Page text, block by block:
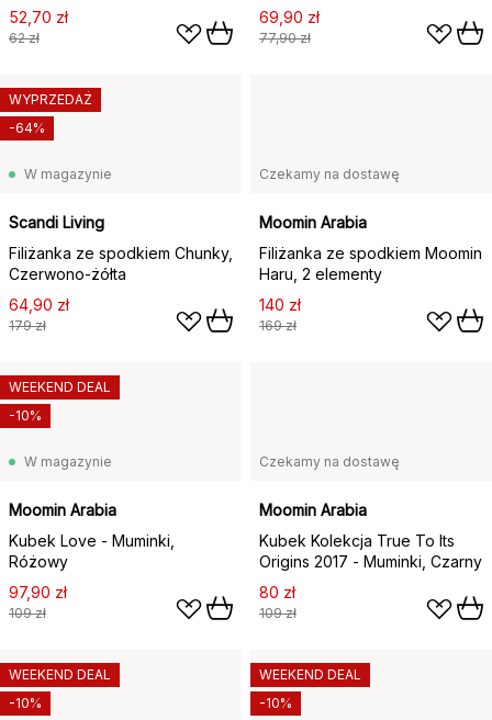
52,70 zł
62 zł
69,90 zł
77,90 zł
W magazynie
Scandi Living
Filiżanka ze spodkiem Chunky,
Czerwono-żółta
64,90 zł
179 zł
WYPRZEDAŻ
-64%
Czekamy na dostawę
Moomin Arabia
Filiżanka ze spodkiem Moomin
Haru, 2 elementy
140 zł
169 zł
W magazynie
Moomin Arabia
Kubek Love - Muminki,
Różowy
97,90 zł
109 zł
WEEKEND DEAL
-10%
Czekamy na dostawę
Moomin Arabia
Kubek Kolekcja True To Its
Origins 2017 - Muminki, Czarny
80 zł
109 zł
WEEKEND DEAL
-10%
WEEKEND DEAL
-10%